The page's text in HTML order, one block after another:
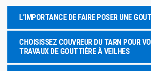
L’IMPORTANCE DE FAIRE POSER UNE
CHOISISSEZ COUVREUR DU TARN POUR
TRAVAUX DE GOUTTIÈRE À VEILHES